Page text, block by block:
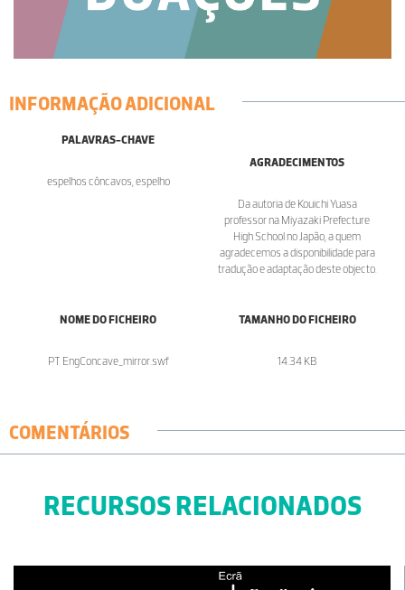
INFORMAÇÃO ADICIONAL
PALAVRAS-CHAVE
espelhos côncavos, espelho
AGRADECIMENTOS
Da autoria de Kouichi Yuasa
professor na Miyazaki Prefecture
High School no Japão, a quem
agradecemos a disponibilidade para
tradução e adaptação deste objecto.
NOME DO FICHEIRO
PT EngConcave_mirror.swf
TAMANHO DO FICHEIRO
14.34 KB
COMENTÁRIOS
RECURSOS RELACIONADOS